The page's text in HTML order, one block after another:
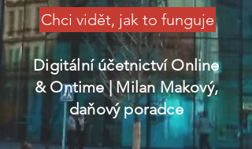
Chci vidět, jak to funguje
Digitální účetnictví Online
& Ontime| Milan Makový,
daňový poradce